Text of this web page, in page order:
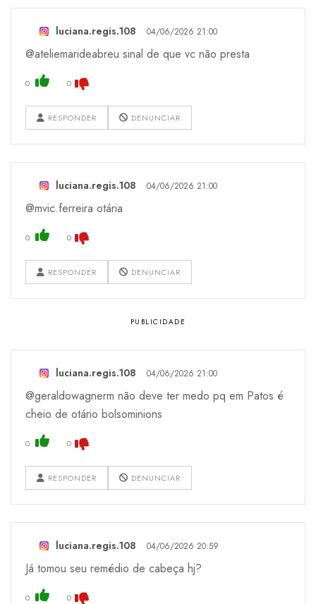
luciana.regis.108 04/06/2026 21:00
@ateliemarideabreu sinal de que vc não presta
0 0
RESPONDER DENUNCIAR
luciana.regis.108 04/06/2026 21:00
@mvic.ferreira otária
0 0
RESPONDER DENUNCIAR
luciana.regis.108 04/06/2026 21:00
@geraldowagnerm não deve ter medo pq em Patos é
cheio de otário bolsominions
0 0
RESPONDER DENUNCIAR
luciana.regis.108 04/06/2026 20:59
Já tomou seu remédio de cabeça hj?
0 0